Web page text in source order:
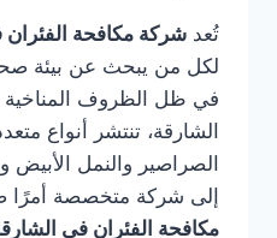
تُعد شركة مكافحة الفئران
لكل من يبحث عن بيئة
في ظل الظروف المناخية
الشارقة، تنتشر أنواع
الصراصير والنمل الأبيض
إلى شركة متخصصة أمرًا
مكافحة الفئران في